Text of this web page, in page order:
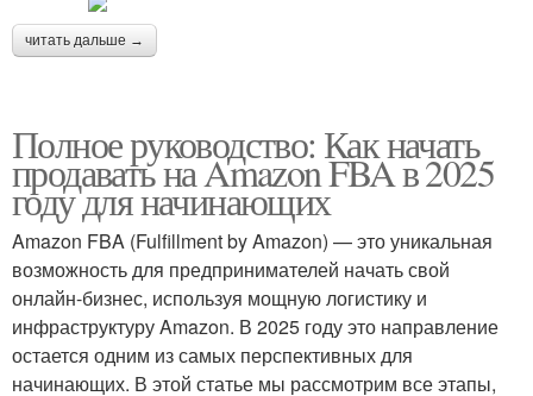
читать дальше →
Полное руководство: Как начать
продавать на Amazon FBA в 2025
году для начинающих
Amazon FBA (Fulfillment by Amazon) — это уникальная
возможность для предпринимателей начать свой
онлайн-бизнес, используя мощную логистику и
инфраструктуру Amazon. В 2025 году это направление
остается одним из самых перспективных для
начинающих. В этой статье мы рассмотрим все этапы,